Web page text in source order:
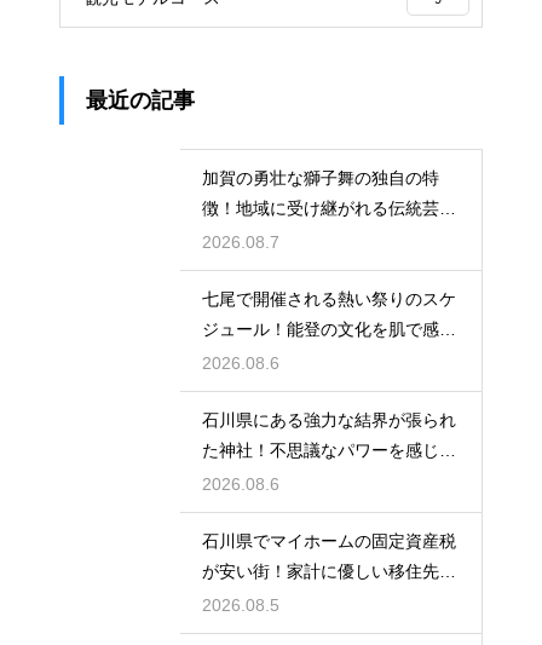
最近の記事
加賀の勇壮な獅子舞の独自の特
徴！地域に受け継がれる伝統芸能
の迫力
2026.08.7
七尾で開催される熱い祭りのスケ
ジュール！能登の文化を肌で感じ
る体験
2026.08.6
石川県にある強力な結界が張られ
た神社！不思議なパワーを感じる
神秘の地
2026.08.6
石川県でマイホームの固定資産税
が安い街！家計に優しい移住先の
選び方
2026.08.5